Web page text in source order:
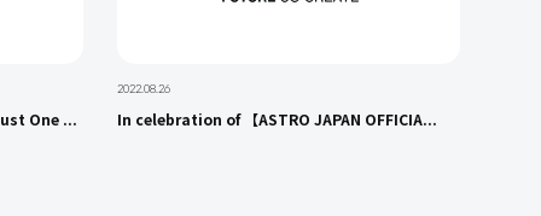
One ...
2022.08.26
In celebration of 【ASTRO JAPAN OFFICIA...